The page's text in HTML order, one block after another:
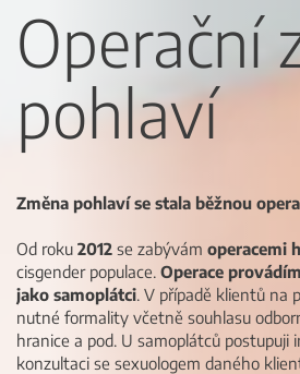
Operační
pohlaví
Změna pohlaví se stala běžnou
Od roku 2012 se zabývám operacemi
cisgender populace. Operace
jako samoplátci. V případě klientů na
nutné formality včetně souhlasu
hranice a pod. U samoplátců postupuji
konzultaci se sexuologem daného